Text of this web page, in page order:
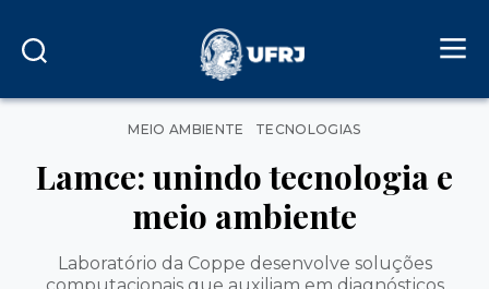
Categorias
MEIO AMBIENTE TECNOLOGIAS
Lamce: unindo tecnologia e
meio ambiente
Laboratório da Coppe desenvolve soluções
computacionais que auxiliam em diagnósticos